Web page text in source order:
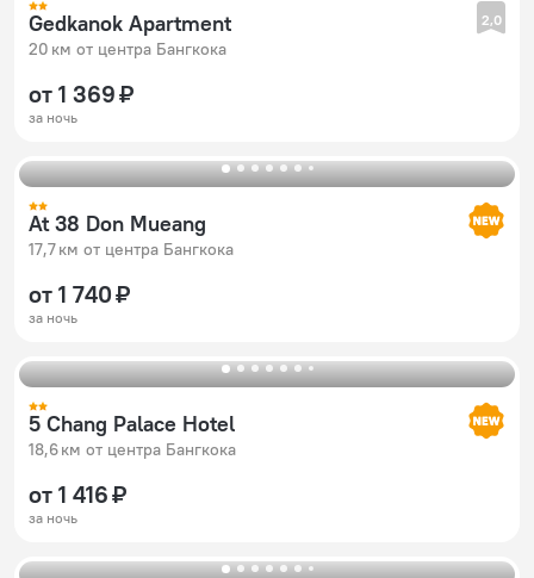
Gedkanok Apartment
20 км от центра Бангкока
2,0
от 1 369 ₽
за ночь
At 38 Don Mueang
17,7 км от центра Бангкока
от 1 740 ₽
за ночь
5 Chang Palace Hotel
18,6 км от центра Бангкока
от 1 416 ₽
за ночь